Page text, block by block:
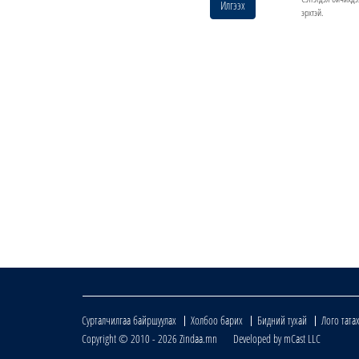
Илгээх
эрхтэй.
Сурталчилгаа байршуулах Холбоо барих Бидний тухай
Лого татах
Copyright © 2010 - 2026 Zindaa.mn Developed by mCast LLC